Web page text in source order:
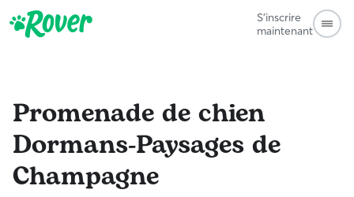
S'inscrire
maintenant
Promenade de chien
Dormans-Paysages de
Champagne